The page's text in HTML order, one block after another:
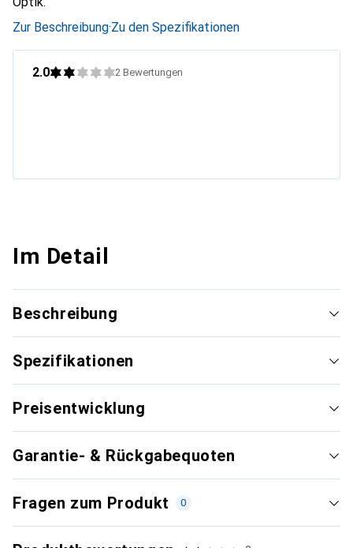
Zur Beschreibung·Zu den Spezifikationen
2.0 2 Bewertungen
Im Detail
Beschreibung
Spezifikationen
Preisentwicklung
Garantie- & Rückgabequoten
Fragen zum Produkt 0